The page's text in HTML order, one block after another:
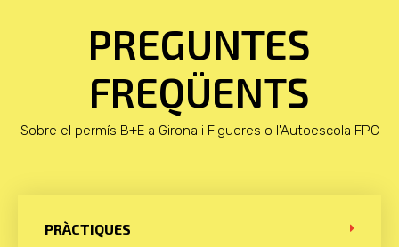
PREGUNTES
FREQÜENTS
Sobre el permís B+E a Girona i Figueres o l'Autoescola FPC
PRÀCTIQUES